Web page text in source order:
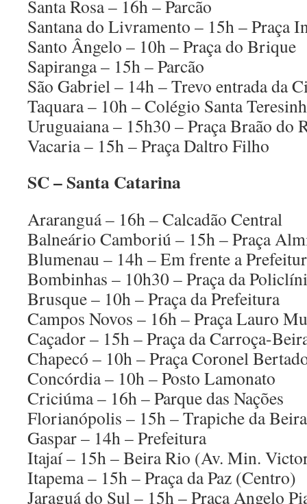
Santa Rosa – 16h – Parcão
Santana do Livramento – 15h – Praça
Santo Ângelo – 10h – Praça do Brique
Sapiranga – 15h – Parcão
São Gabriel – 14h – Trevo entrada da
Taquara – 10h – Colégio Santa
Uruguaiana – 15h30 – Praça Braão do
Vacaria – 15h – Praça Daltro Filho
SC – Santa Catarina
Araranguá – 16h – Calcadão Central
Balneário Camboriú – 15h – Praça
Blumenau – 14h – Em frente a
Bombinhas – 10h30 – Praça da
Brusque – 10h – Praça da Prefeitura
Campos Novos – 16h – Praça Lauro
Caçador – 15h – Praça da Carroça-
Chapecó – 10h – Praça Coronel
Concórdia – 10h – Posto Lamonato
Criciúma – 16h – Parque das Nações
Florianópolis – 15h – Trapiche da
Gaspar – 14h – Prefeitura
Itajaí – 15h – Beira Rio (Av. Min.
Itapema – 15h – Praça da Paz (Centro)
Jaraguá do Sul – 15h – Praça Angelo